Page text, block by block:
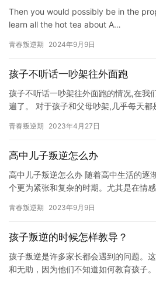
Then you would possibly be in the
learn all the hot tea about A…
青春叛逆期 2024年9月9日
孩子不听话一吵架往外面跑
孩子不听话一吵架往外面跑的情况,在我
遍了。 对于孩子和父母吵架,几乎每天都
青春叛逆期 2023年4月27日
高中儿子叛逆怎么办
高中儿子叛逆怎么办 随着高中生活的逐
个更为紧张和复杂的时期。尤其是在情
身体…
青春叛逆期 2023年9月9日
孩子叛逆的时候怎样教导？
孩子叛逆是许多家长都会遇到的问题。
和无助，因为他们不知道如何教育孩子